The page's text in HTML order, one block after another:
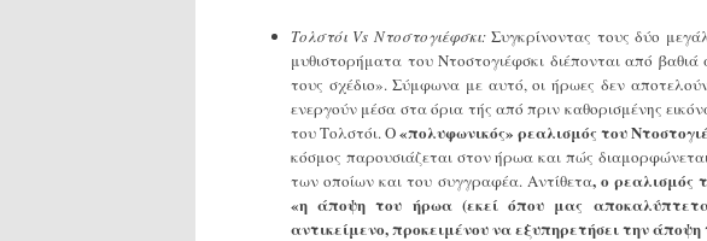
Τολστόι Vs Ντοστογιέφσκι:Συγκρίνοντας τους δύο
μυθιστορήματα του Ντοστογιέφσκι διέπονται από
τους σχέδιο». Σύμφωνα με αυτό, οι ήρωες δεν
ενεργούν μέσα στα όρια τής από πριν καθορισμένης
του Τολστόι. Ο«πολυφωνικός» ρεαλισμός του
κόσμος παρουσιάζεται στον ήρωα και πώς
των οποίων και του συγγραφέα. Αντίθετα, ο ρεαλισμός
«η άποψη του ήρωα (εκεί όπου μας
αντικείμενο, προκειμένου να εξυπηρετήσει την